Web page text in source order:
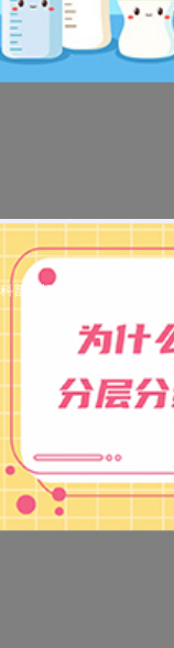
科普视频：为什么推行食品